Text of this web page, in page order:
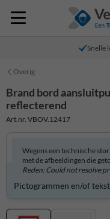
Snelle
Overig
Brand bord
reflecterend
Art.nr. VBOV.12417
Wegens een technische
met de afbeeldingen die
Reden: Could not resolve
Product zelf aanpassen?
Pictogrammen en/of